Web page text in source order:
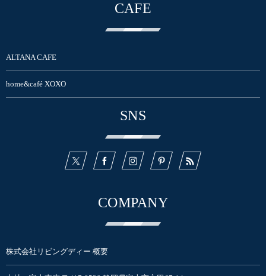
CAFE
ALTANA CAFE
home&café XOXO
SNS
COMPANY
株式会社リビングディー 概要